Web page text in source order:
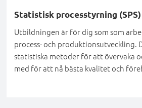
Statistisk processtyrning (SPS)
Utbildningen är för dig som som
process- och produktionsutveckling.
statistiska metoder för att övervaka
med för att nå bästa kvalitet och